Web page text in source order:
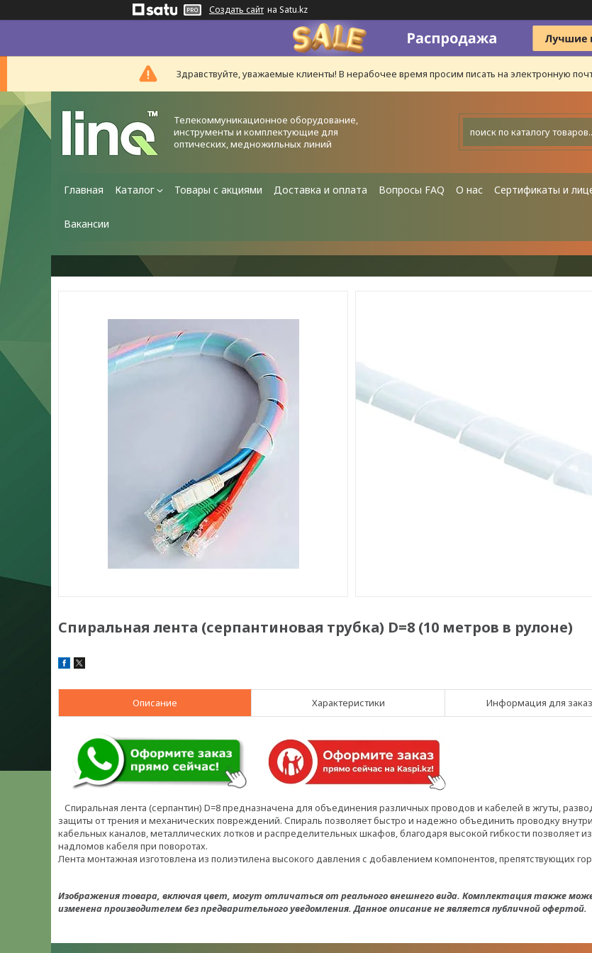
Создать сайт на Satu.kz
Здравствуйте, уважаемые клиенты! В нерабочее время просим писать на электронную
Телекоммуникационное оборудование,
инструменты и комплектующие для
оптических, медножильных линий
Главная Каталог Товары с акциями Доставка и оплата Вопросы FAQ О нас Сертификаты и
Вакансии
Спиральная лента (серпантиновая трубка) D=8 (10 метров в рулоне)
Описание Характеристики Информация для
Спиральная лента (серпантин) D=8 предназначена для объединения различных проводов и кабелей в жгуты,
защиты от трения и механических повреждений. Спираль позволяет быстро и надежно объединить проводку внутри
кабельных каналов, металлических лотков и распределительных шкафов, благодаря высокой гибкости позволяет
надломов кабеля при поворотах.
Лента монтажная изготовлена из полиэтилена высокого давления с добавлением компонентов, препятствующих
Изображения товара, включая цвет, могут отличаться от реального внешнего вида. Комплектация также
изменена производителем без предварительного уведомления. Данное описание не является публичной офертой.